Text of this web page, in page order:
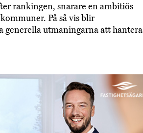
rankingen, snarare en ambitiös
På så vis blir
generella utmaningarna att hantera